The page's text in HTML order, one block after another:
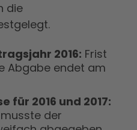
die
2016: Frist
Abgabe endet am
für 2016 und 2017:
der